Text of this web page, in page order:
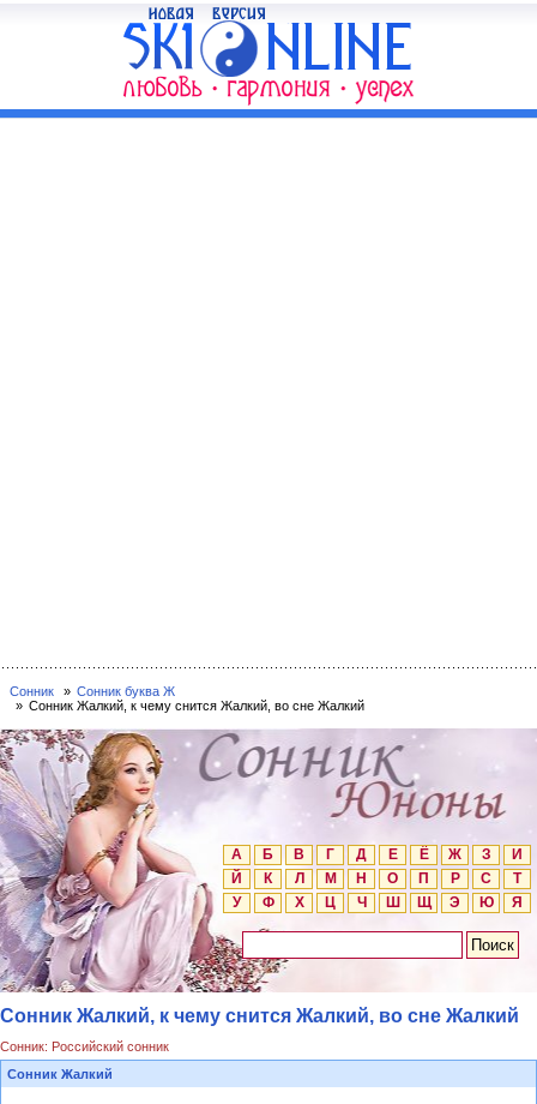
Сонник
Сонник буква Ж
Сонник Жалкий, к чему снится Жалкий, во сне Жалкий
А Б В Г Д Е Ё Ж З
И
Й
К Л М Н О П Р С
Т
У
Ф Х Ц Ч Ш Щ Э Ю Я
Сонник Жалкий, к чему снится Жалкий, во сне Жалкий
Сонник: Российский сонник
Сонник Жалкий